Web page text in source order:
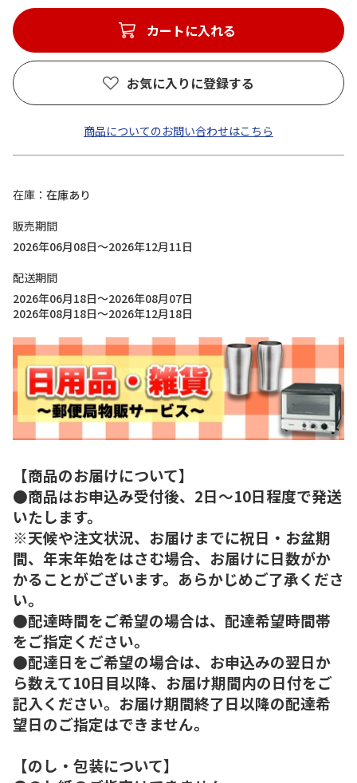
カートに入れる
お気に入りに登録する
商品についてのお問い合わせはこちら
在庫
在庫あり
販売期間
2026年06月08日～2026年12月11日
配送期間
2026年06月18日～2026年08月07日
2026年08月18日～2026年12月18日
【商品のお届けについて】
●商品はお申込み受付後、2日～10日程度で発送
いたします。
※天候や注文状況、お届けまでに祝日・お盆期
間、年末年始をはさむ場合、お届けに日数がか
かることがございます。あらかじめご了承くださ
い。
●配達時間をご希望の場合は、配達希望時間帯
をご指定ください。
●配達日をご希望の場合は、お申込みの翌日か
ら数えて10日目以降、お届け期間内の日付をご
記入ください。お届け期間終了日以降の配達希
望日のご指定はできません。
【のし・包装について】